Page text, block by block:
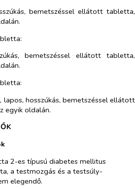
bemetszéssel ellátott tabletta,
bemetszéssel ellátott tabletta,
lapos, hosszúkás, bemetszéssel ellátott
egyik oldalán.
2-es típusú diabetes mellitus
a testmozgás és a testsúly-
elegendő.